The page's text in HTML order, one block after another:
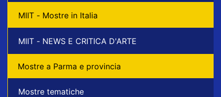
MIIT - Mostre in Italia
MIIT - NEWS E CRITICA D'ARTE
Mostre a Parma e provincia
Mostre tematiche